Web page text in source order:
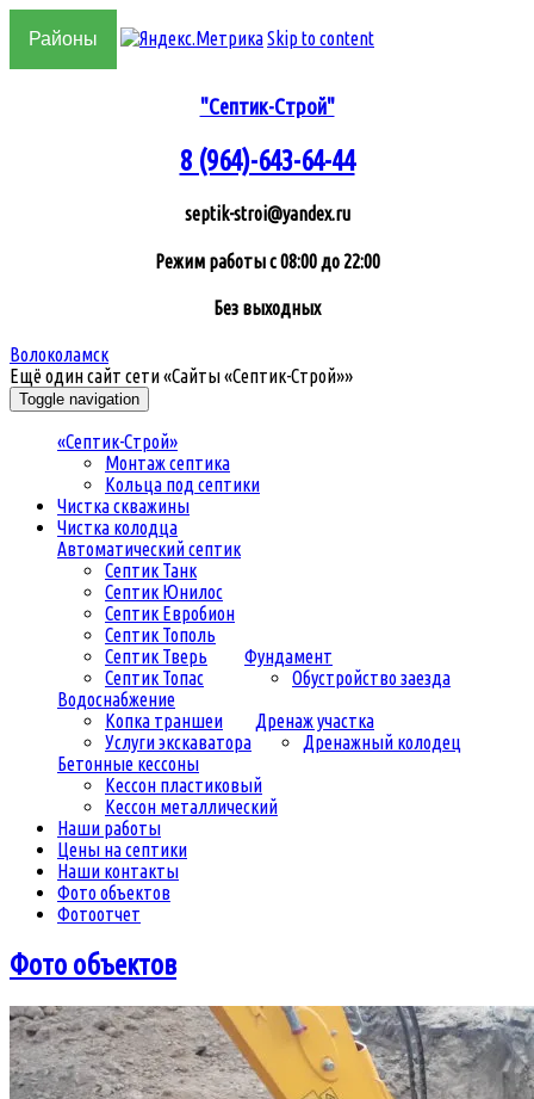
Районы Skip to content
"Септик-Строй"
8 (964)-643-64-44
septik-stroi@yandex.ru
Режим работы с 08:00 до 22:00
Без выходных
Волоколамск
Ещё один сайт сети «Сайты «Септик-Строй»»
Toggle navigation
«Септик-Строй»
Монтаж септика
Кольца под септики
Чистка скважины
Чистка колодца
Автоматический септик
Септик Танк
Септик Юнилос
Септик Евробион
Септик Тополь
Септик Тверь
Септик Топас
Фундамент
Обустройство заезда
Водоснабжение
Копка траншеи
Услуги экскаватора
Дренаж участка
Дренажный колодец
Бетонные кессоны
Кессон пластиковый
Кессон металлический
Наши работы
Цены на септики
Наши контакты
Фото объектов
Фотоотчет
Фото объектов